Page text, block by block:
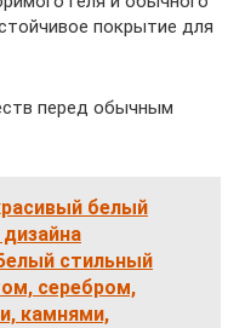
покрытие для
перед обычным
белый
стильный
серебром,
камнями,